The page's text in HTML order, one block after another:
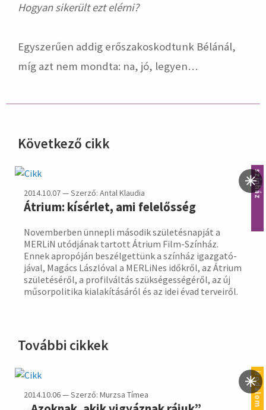
Hogyan sikerült ezt elérni?
Egyszerűen addig erőszakoskodtunk Bélánál,
míg azt nem mondta: na, jó, legyen…
Következő cikk
színház
2014.10.07 — Szerző: Antal Klaudia
Átrium: kísérlet, ami felelősség
Novemberben ünnepli máso­dik szüle­tés­nap­ját a
MERLiN utód­jának tar­tott Átrium Film-Szín­ház.
Ennek apro­póján beszél­gettünk a színház igaz­gató­
jával, Magács Lász­ló­val a MER­LiN­es időkről, az Átrium
szüle­tésé­ről, a profil­váltás szüksé­gessé­géről, az új
műsor­poli­tika ki­ala­kít­ásá­ról és az idei évad ter­veiről.
További cikkek
irodalom
2014.10.06 — Szerző: Murzsa Tímea